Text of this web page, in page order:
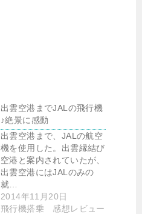
出雲空港までJALの飛行機
♪絶景に感動
出雲空港まで、JALの航空
機を使用した。出雲縁結び
空港と案内されていたが、
出雲空港にはJALのみの
就…
2014年11月20日
飛行機搭乗 感想レビュー